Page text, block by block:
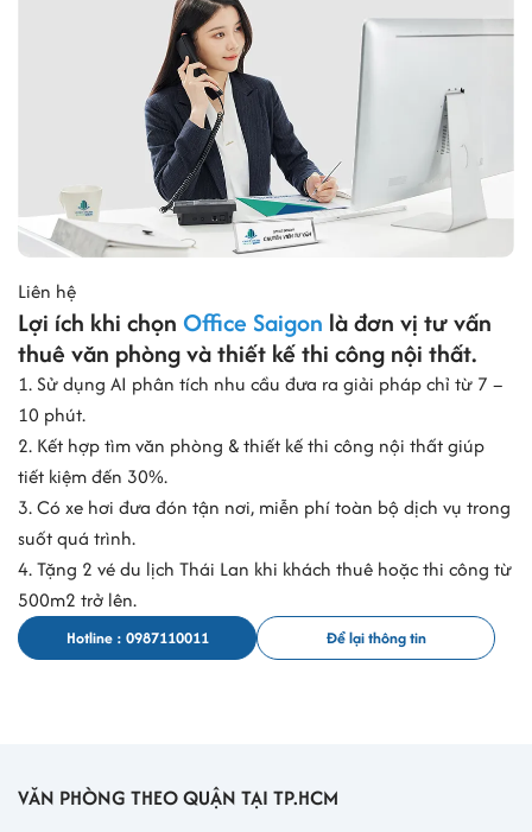
Liên hệ
Lợi ích khi chọn Office Saigon là đơn vị tư vấn
thuê văn phòng và thiết kế thi công nội thất.
1. Sử dụng AI phân tích nhu cầu đưa ra giải pháp chỉ từ 7 –
10 phút.
2. Kết hợp tìm văn phòng & thiết kế thi công nội thất giúp
tiết kiệm đến 30%.
3. Có xe hơi đưa đón tận nơi, miễn phí toàn bộ dịch vụ trong
suốt quá trình.
4. Tặng 2 vé du lịch Thái Lan khi khách thuê hoặc thi công từ
500m2 trở lên.
Hotline : 0987110011 Để lại thông tin
VĂN PHÒNG THEO QUẬN TẠI TP.HCM